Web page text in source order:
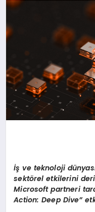
İş ve teknoloji
sektörel etkilerini
Microsoft partneri
Action: Deep Dive”